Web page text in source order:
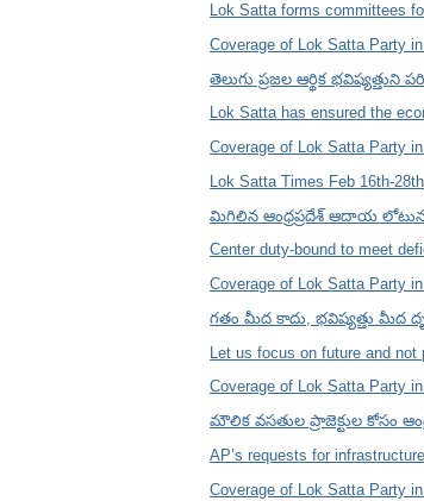
Lok Satta forms committees
Coverage of Lok Satta Party in
తెలుగు ప్రజల ఆర్థిక భవిష్యత్తుని
Lok Satta has ensured the
Coverage of Lok Satta Party
Lok Satta Times Feb 16th-
మిగిలిన ఆంధ్రప్రదేశ్ ఆదాయ లోటును
Center duty-bound to meet
Coverage of Lok Satta Party
గతం మీద కాదు, భవిష్యత్తు మీద
Let us focus on future and not
Coverage of Lok Satta Party
మౌలిక వసతుల ప్రాజెక్టుల కోసం
AP’s requests for
Coverage of Lok Satta Party